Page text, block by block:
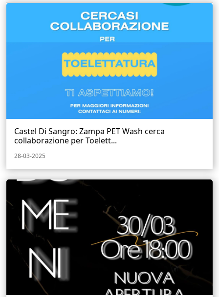
Castel Di Sangro: Zampa PET Wash cerca
collaborazione per Toelett...
28-03-2025